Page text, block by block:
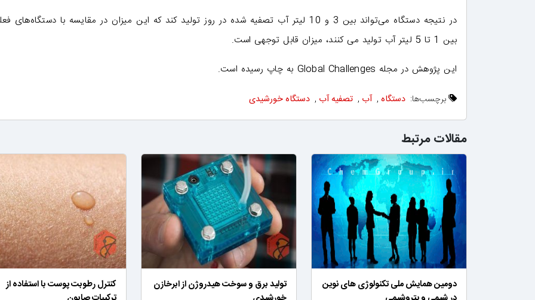
در نتیجه دستگاه می‌تواند بین 3 و 10 لیتر آب تصفیه شده در روز تولید کند که این میزان در مقایسه با دستگاه‌های
بین 1 تا 5 لیتر آب تولید می کنند، میزان قابل توجهی است.
این پژوهش در مجله Global Challenges به چاپ رسیده است.
برچسب‌ها: دستگاه , آب , تصفیه آب , دستگاه خورشیدی
مقالات مرتبط
دومین همایش ملی تکنولوژی های نوین
تولید برق و سوخت هیدروژن از ابرخازن
کنترل رطوبت پوست با استفاده از